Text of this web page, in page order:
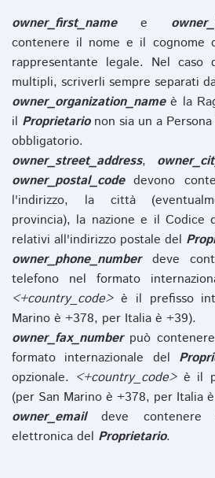
owner_first_namee
contenere il nome e il cognome
rappresentante legale. Nel
multipli, scriverli sempre separati
owner_organization_nameè la
il Proprietarionon sia un a
obbligatorio.
owner_street_address,
owner_postal_codedevono
l'indirizzo, la città
provincia), la nazione e il Codice
relativi all'indirizzo postale del
owner_phone_numberdeve
telefono nel formato
<+country_code>è il prefisso
Marino è +378, per Italia è +39).
owner_fax_numberpuò
formato internazionale del
opzionale. <+country_code>è il
(per San Marino è +378, per Italia
owner_emaildeve contenere
elettronica del Proprietario.